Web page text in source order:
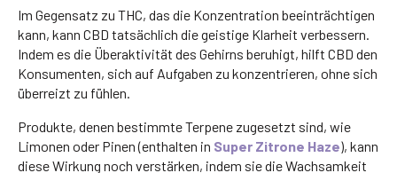
Im Gegensatz zu THC, das die Konzentration beeinträchtigen
kann, kann CBD tatsächlich die geistige Klarheit verbessern.
Indem es die Überaktivität des Gehirns beruhigt, hilft CBD den
Konsumenten, sich auf Aufgaben zu konzentrieren, ohne sich
überreizt zu fühlen.
Produkte, denen bestimmte Terpene zugesetzt sind, wie
Limonen oder Pinen (enthalten in Super Zitrone Haze), kann
diese Wirkung noch verstärken, indem sie die Wachsamkeit